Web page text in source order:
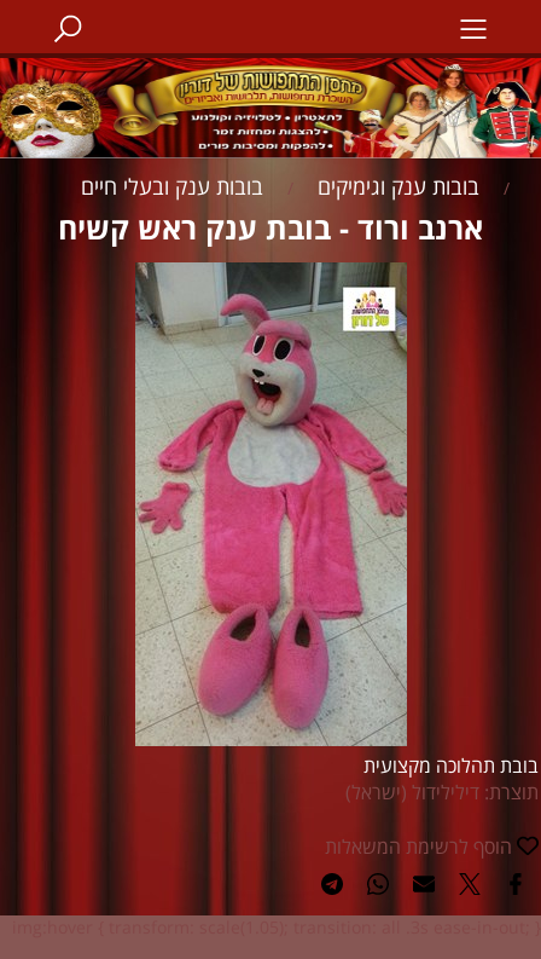
/ בובות ענק וגימיקים / בובות ענק ובעלי חיים
ארנב ורוד - בובת ענק ראש קשיח
בובת תהלוכה מקצועית
תוצרת: דילילידול (ישראל)
הוסף לרשימת המשאלות